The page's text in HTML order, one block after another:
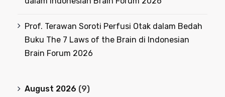
Prof. Terawan Soroti Perfusi Otak dalam Bedah
Buku The 7 Laws of the Brain di Indonesian
Brain Forum 2026
August 2026 (9)